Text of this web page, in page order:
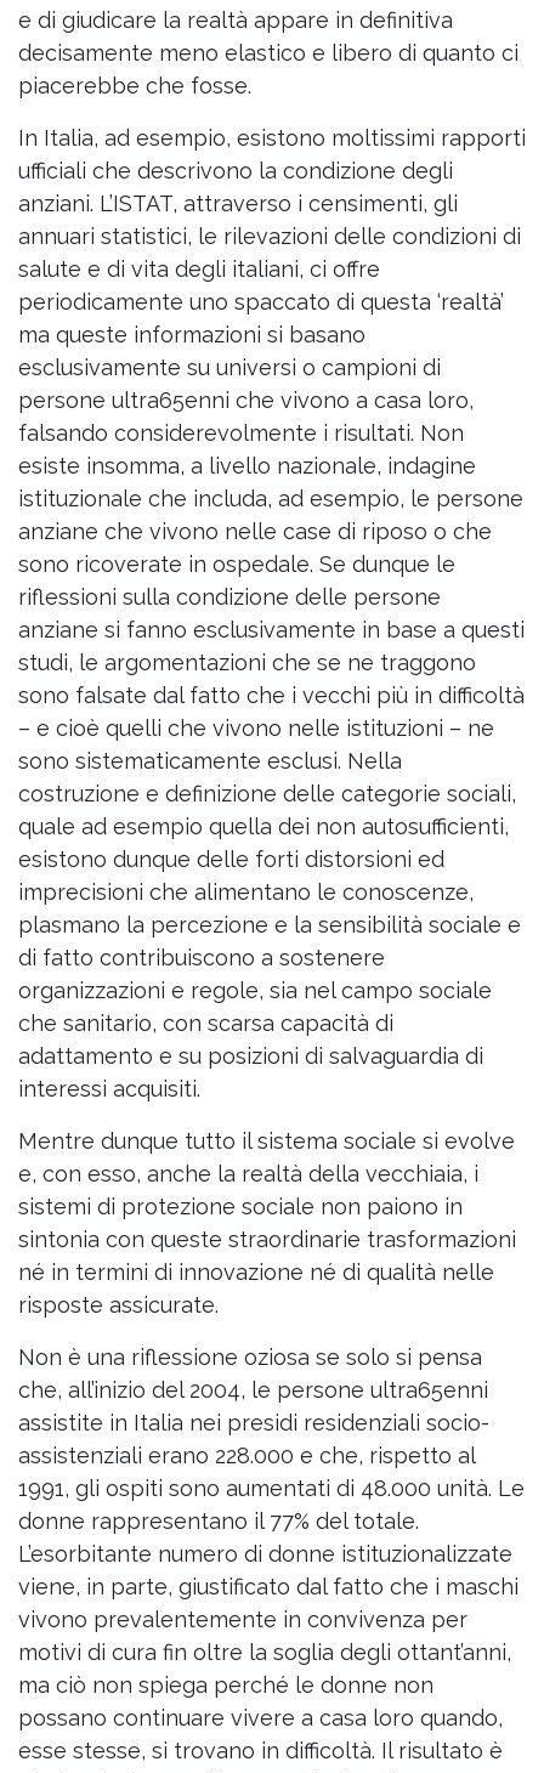
e di giudicare la realtà appare in definitiva
decisamente meno elastico e libero di quanto ci
piacerebbe che fosse.
In Italia, ad esempio, esistono moltissimi rapporti
ufficiali che descrivono la condizione degli
anziani. L’ISTAT, attraverso i censimenti, gli
annuari statistici, le rilevazioni delle condizioni di
salute e di vita degli italiani, ci offre
periodicamente uno spaccato di questa ‘realtà’
ma queste informazioni si basano
esclusivamente su universi o campioni di
persone ultra65enni che vivono a casa loro,
falsando considerevolmente i risultati. Non
esiste insomma, a livello nazionale, indagine
istituzionale che includa, ad esempio, le persone
anziane che vivono nelle case di riposo o che
sono ricoverate in ospedale. Se dunque le
riflessioni sulla condizione delle persone
anziane si fanno esclusivamente in base a questi
studi, le argomentazioni che se ne traggono
sono falsate dal fatto che i vecchi più in difficoltà
– e cioè quelli che vivono nelle istituzioni – ne
sono sistematicamente esclusi. Nella
costruzione e definizione delle categorie sociali,
quale ad esempio quella dei non autosufficienti,
esistono dunque delle forti distorsioni ed
imprecisioni che alimentano le conoscenze,
plasmano la percezione e la sensibilità sociale e
di fatto contribuiscono a sostenere
organizzazioni e regole, sia nel campo sociale
che sanitario, con scarsa capacità di
adattamento e su posizioni di salvaguardia di
interessi acquisiti.
Mentre dunque tutto il sistema sociale si evolve
e, con esso, anche la realtà della vecchiaia, i
sistemi di protezione sociale non paiono in
sintonia con queste straordinarie trasformazioni
né in termini di innovazione né di qualità nelle
risposte assicurate.
Non è una riflessione oziosa se solo si pensa
che, all’inizio del 2004, le persone ultra65enni
assistite in Italia nei presidi residenziali socio-
assistenziali erano 228.000 e che, rispetto al
1991, gli ospiti sono aumentati di 48.000 unità. Le
donne rappresentano il 77% del totale.
L’esorbitante numero di donne istituzionalizzate
viene, in parte, giustificato dal fatto che i maschi
vivono prevalentemente in convivenza per
motivi di cura fin oltre la soglia degli ottant’anni,
ma ciò non spiega perché le donne non
possano continuare vivere a casa loro quando,
esse stesse, si trovano in difficoltà. Il risultato è